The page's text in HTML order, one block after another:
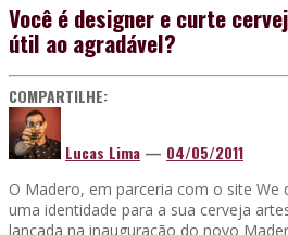
Você é designer e curte
útil ao agradável?
COMPARTILHE:
Lucas Lima — 04/05/2011
O Madero, em parceria com o site
uma identidade para a sua cerveja
lançada na inauguração do novo